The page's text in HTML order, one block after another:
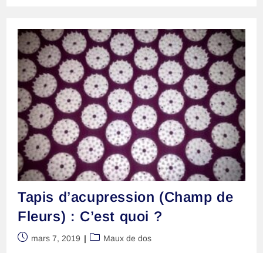
Quel
Intérêt
?
Tapis d’acupression (Champ de
Fleurs) : C’est quoi ?
Publication
mars 7, 2019
PostMaux de dos